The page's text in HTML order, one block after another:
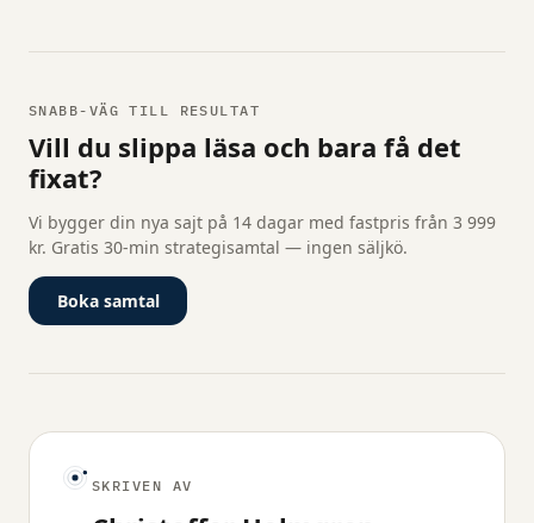
SNABB-VÄG TILL RESULTAT
Vill du slippa läsa och bara få det
fixat?
Vi bygger din nya sajt på 14 dagar med fastpris från 3 999
kr. Gratis 30-min strategisamtal — ingen säljkö.
Boka samtal
SKRIVEN AV